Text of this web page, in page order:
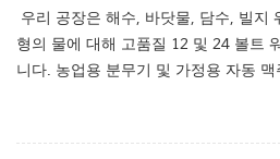
우리 공장은 해수, 바닷물, 담수, 빌지
형의 물에 대해 고품질 12 및 24 볼트
니다. 농업용 분무기 및 가정용 자동 맥